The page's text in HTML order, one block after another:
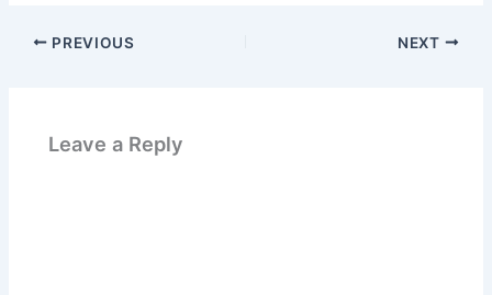
PREVIOUS NEXT
Leave a Reply